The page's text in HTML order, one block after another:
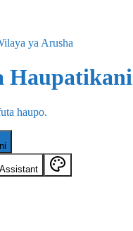
ya Arusha
Haupatikani
haupo.